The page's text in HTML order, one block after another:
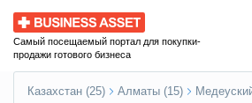
Business Asset
Самый посещаемый портал для покупки-
продажи готового бизнеса
Казахстан (25) Алматы (15)